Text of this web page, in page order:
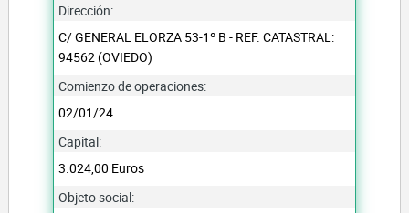
Dirección:
C/ GENERAL ELORZA 53-1º B - REF. CATASTRAL:
94562 (OVIEDO)
Comienzo de operaciones:
02/01/24
Capital:
3.024,00 Euros
Objeto social: